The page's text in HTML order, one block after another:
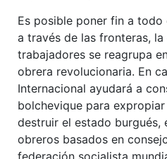
Es posible poner fin a
a través de las fronteras,
trabajadores se reagrupa
obrera revolucionaria. En
Internacional ayudará a
bolchevique para
destruir el estado burgués,
obreros basados en
federación socialista